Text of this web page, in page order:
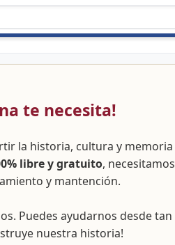
te necesita!
la historia, cultura y memoria
libre y gratuito, necesitamos
y mantención.
Puedes ayudarnos desde tan
nuestra historia!